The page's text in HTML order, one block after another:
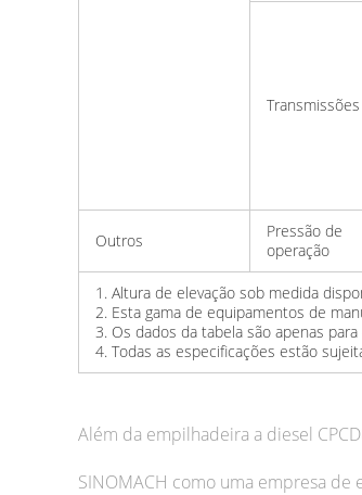
Transmissões
Outros
Pressão de
operação
1. Altura de elevação sob medida
2. Esta gama de equipamentos de
3. Os dados da tabela são apenas
4. Todas as especificações estão
Além da empilhadeira a diesel
SINOMACH como uma empresa